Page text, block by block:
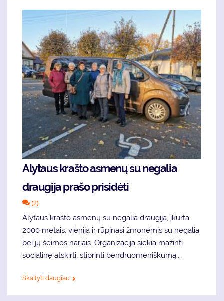
Alytaus krašto asmenų su negalia
draugija prašo prisidėti
(2)
Alytaus krašto asmenų su negalia draugija, įkurta
2000 metais, vienija ir rūpinasi žmonėmis su negalia
bei jų šeimos nariais. Organizacija siekia mažinti
socialinę atskirtį, stiprinti bendruomeniškumą...
Skaityti daugiau